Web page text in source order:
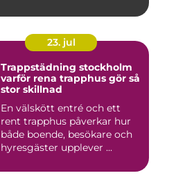
23. jul
Trappstädning stockholm
varför rena trapphus gör så
stor skillnad
En välskött entré och ett
rent trapphus påverkar hur
både boende, besökare och
hyresgäster upplever ...